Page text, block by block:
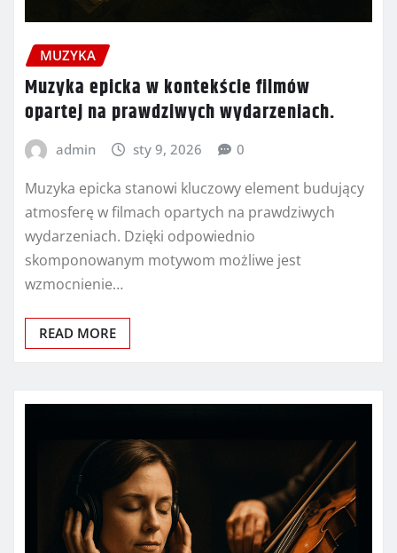
MUZYKA
Muzyka epicka w kontekście filmów
opartej na prawdziwych wydarzeniach.
admin sty 9, 2026 0
Muzyka epicka stanowi kluczowy element budujący
atmosferę w filmach opartych na prawdziwych
wydarzeniach. Dzięki odpowiednio
skomponowanym motywom możliwe jest
wzmocnienie…
READ MORE